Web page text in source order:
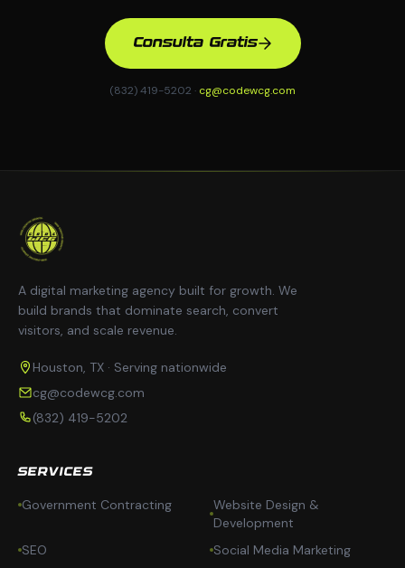
Consulta Gratis
(832) 419-5202 · cg@codewcg.com
A digital marketing agency built for growth. We
build brands that dominate search, convert
visitors, and scale revenue.
Houston, TX · Serving nationwide
cg@codewcg.com
(832) 419-5202
SERVICES
Government Contracting
Website Design &
Development
SEO
Social Media Marketing